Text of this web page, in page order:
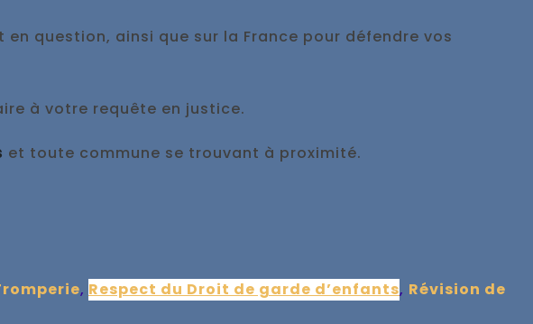
question, ainsi que sur la France pour défendre vos
à votre requête en justice.
et toute commune se trouvant à proximité.
, Respect du Droit de garde d’enfants, Révision de